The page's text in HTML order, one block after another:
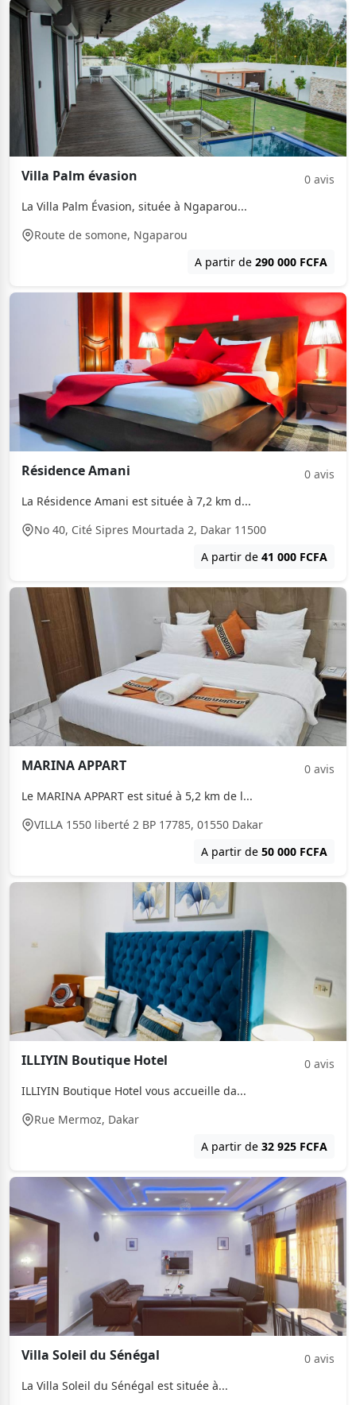
Villa Palm évasion
0 avis
La Villa Palm Évasion, située à Ngaparou...
Route de somone, Ngaparou
A partir de
290 000 FCFA
Résidence Amani
0 avis
La Résidence Amani est située à 7,2 km d...
No 40, Cité Sipres Mourtada 2, Dakar 11500
A partir de
41 000 FCFA
MARINA APPART
0 avis
Le MARINA APPART est situé à 5,2 km de l...
VILLA 1550 liberté 2 BP 17785, 01550 Dakar
A partir de
50 000 FCFA
ILLIYIN Boutique Hotel
0 avis
ILLIYIN Boutique Hotel vous accueille da...
Rue Mermoz, Dakar
A partir de
32 925 FCFA
Villa Soleil du Sénégal
0 avis
La Villa Soleil du Sénégal est située à...